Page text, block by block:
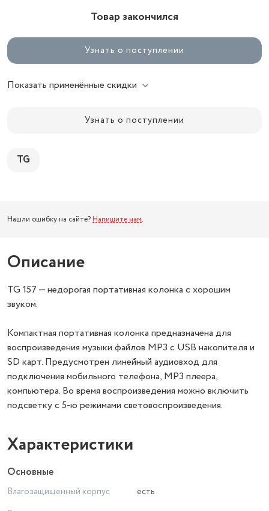
Товар закончился
Узнать о поступлении
Показать применённые скидки
Узнать о поступлении
TG
Нашли ошибку на сайте? Напишите нам.
Описание
TG 157 — недорогая портативная колонка с хорошим
звуком.
Компактная портативная колонка предназначена для
воспроизведения музыки файлов MP3 c USB накопителя и
SD карт. Предусмотрен линейный аудиовход для
подключения мобильного телефона, MP3 плеера,
компьютера. Во время воспроизведения можно включить
подсветку с 5-ю режимами cвeтовoспроизведения.
Характеристики
Основные
Влагозащищенный корпус
есть